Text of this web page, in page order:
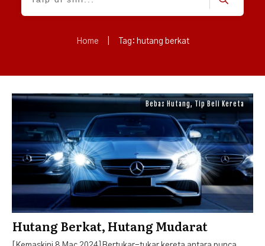
Home Tag: hutang berkat
Bebas Hutang,Tip Beli Kereta
Hutang Berkat, Hutang Mudarat